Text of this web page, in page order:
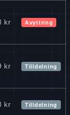
kr Avyttring
kr Tilldelning
kr Tilldelning